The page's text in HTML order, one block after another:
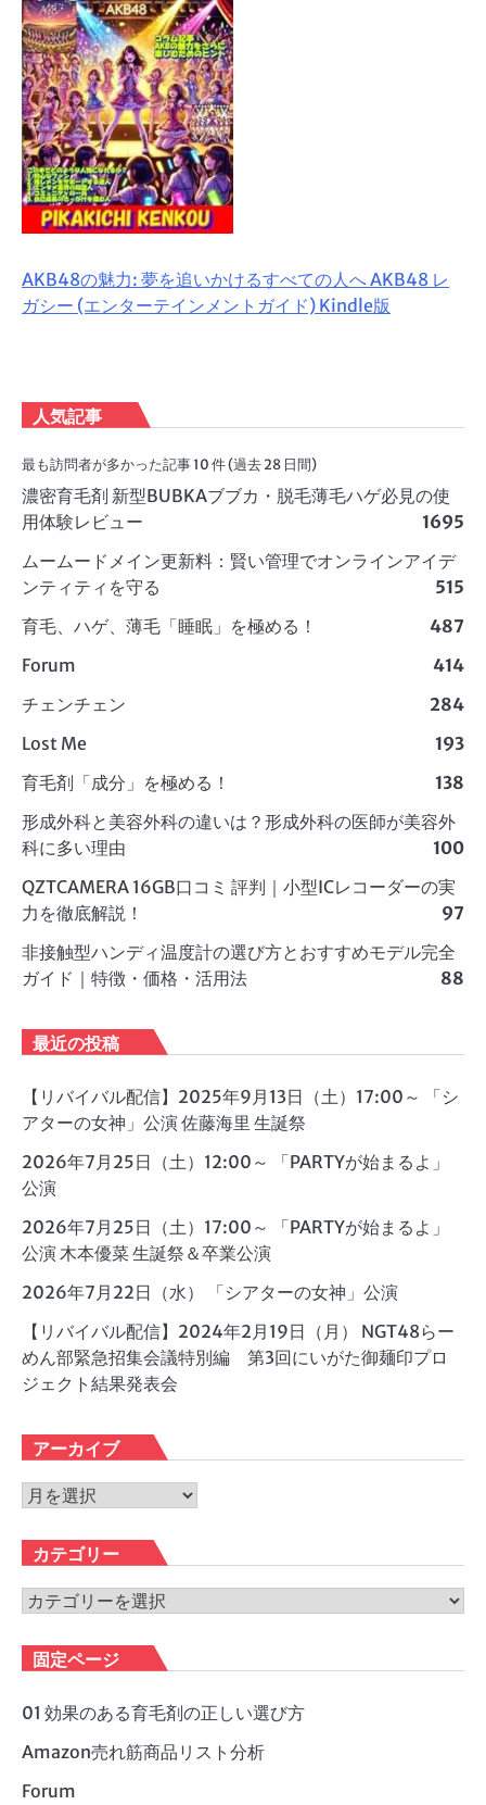
AKB48の魅力: 夢を追いかけるすべての人へ AKB48 レ
ガシー (エンターテインメントガイド) Kindle版
人気記事
最も訪問者が多かった記事 10 件 (過去 28 日間)
濃密育毛剤 新型BUBKAブブカ・脱毛薄毛ハゲ必見の使
用体験レビュー
1695
ムームードメイン更新料：賢い管理でオンラインアイデ
ンティティを守る
515
育毛、ハゲ、薄毛「睡眠」を極める！
487
Forum
414
チェンチェン
284
Lost Me
193
育毛剤「成分」を極める！
138
形成外科と美容外科の違いは？形成外科の医師が美容外
科に多い理由
100
QZTCAMERA 16GB口コミ 評判｜小型ICレコーダーの実
力を徹底解説！
97
非接触型ハンディ温度計の選び方とおすすめモデル完全
ガイド｜特徴・価格・活用法
88
最近の投稿
【リバイバル配信】2025年9月13日（土）17:00～ 「シ
アターの女神」公演 佐藤海里 生誕祭
2026年7月25日（土）12:00～ 「PARTYが始まるよ」
公演
2026年7月25日（土）17:00～ 「PARTYが始まるよ」
公演 木本優菜 生誕祭＆卒業公演
2026年7月22日（水） 「シアターの女神」公演
【リバイバル配信】2024年2月19日（月） NGT48らー
めん部緊急招集会議特別編 第3回にいがた御麺印プロ
ジェクト結果発表会
アーカイブ
ア
カ
イ
ブ
カテゴリー
カ
ゴ
リ
ー
固定ページ
01 効果のある育毛剤の正しい選び方
Amazon売れ筋商品リスト分析
Forum